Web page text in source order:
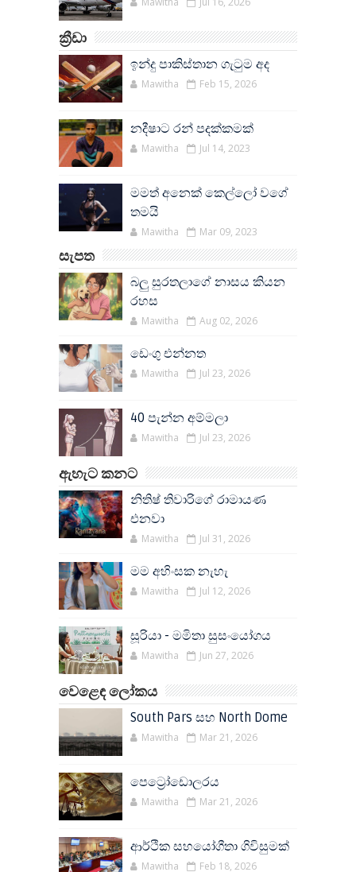
ක්‍රීඩා
ඉන්දු පාකිස්තාන ගැටුම අද
Mawitha Feb 15, 2026
නදීෂාට රන් පදක්කමක්
Mawitha Jul 14, 2023
මමත් අනෙක් කෙල්ලෝ වගේ
තමයි
Mawitha Mar 09, 2023
සැපත
බලු සුරතලාගේ නාසය කියන
රහස
Mawitha Aug 02, 2026
ඩෙංගු එන්නත
Mawitha Jul 23, 2026
40 පැන්න අම්මලා
Mawitha Jul 23, 2026
ඇහැට කනට
නිතිෂ් තිවාරිගේ රාමායණ
එනවා
Mawitha Jul 31, 2026
මම අහිංසක නැහැ
Mawitha Jul 12, 2026
සූරියා - මමිතා සුසංයෝගය
Mawitha Jun 27, 2026
වෙළෙඳ ලෝකය
South Pars සහ North Dome
Mawitha Mar 21, 2026
පෙට්‍රෝඩොලරය
Mawitha Mar 21, 2026
ආර්ථික සහයෝගීතා ගිවිසුමක්
Mawitha Feb 18, 2026